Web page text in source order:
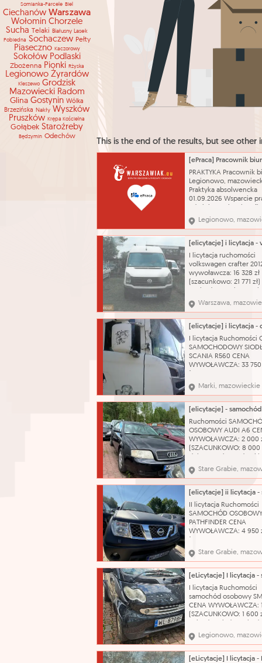
Somianka-Parcele Biel
Ciechanów Warszawa
Wołomin Chorzele
Sucha Telaki Białusny Lasek
Pobiedna Sochaczew Pełty
Piaseczno Kaczorowy
Sokołów Podlaski
Zbożenna Pionki Rżyska
Legionowo Żyrardów
Kleszewo Grodzisk
Mazowiecki Radom
Glina Gostynin Wólka
Brzezińska Nakły Wyszków
Pruszków Krępa Kościelna
Gołąbek Staroźreby
Będzymin Odechów
This is the end of the results, but see other
[ePraca] Pracownik
PRAKTYKA Pracownik
Legionowo,
Praktyka absolwencka
01.09.2026 Wsparcie
dziale księgowym,
technologicznym,
digitalizacja
obsługa urządzeń
takich jak drukarki,
kserokopiarki, skanery;
przyjmowanie i
Legionowo,
I licytacja ruchomości
volkswagen crafter
wywoławcza: 16 328 zł
(szacunkowo: 21 771
wycieków.
stanie
wieku i przebiegu
Powłoka lakiernicza w
dobrym z widocznymi
zarysowań, niewielkie
Warszawa,
I licytacja Ruchomości
SAMOCHODOWY
SCANIA R560 CENA
WYWOŁAWCZA: 33 750
Pojazd uszkodzony.
kluczyk Nazwa
Ciągnik siodłowy
Model: SERIA R
ciągnik siodłowy
silnika: 15607 cm³
paliwa: olej nap
Marki, mazowieckie
Ruchomości
OSOBOWY AUDI A6
WYWOŁAWCZA: 2 000
(SZACUNKOWO: 8 000
Nazwa katalogowa:
osobowy Marka: Audi
A6 Typ nadwozia:
Pojemność silnika:
Rodzaj paliwa:
produkcji: 2004
biegów: automatyczna
Stare Grabie,
II licytacja Ruchomości
SAMOCHÓD
PATHFINDER CENA
WYWOŁAWCZA: 4 950
kluczyka, brak
dokumentów,
powłoka lakiernicza.
katalogowa: Samochód
osobowy Marka:
Pathfinder Typ
ciężarowy Pojemność
Stare Grabie,
I licytacja Ruchomości
samochód osobowy
CENA WYWOŁAWCZA:
(SZACUNKOWO: 1 600
prawy tył (wypadek
komunikacyjny,
prawe tylne koło) brak
powietrza , badanie
Legionowo,